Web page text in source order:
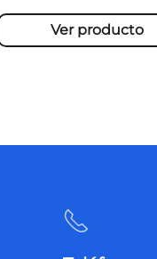
Ver producto